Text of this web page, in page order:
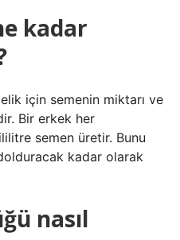
kadar
için semenin miktarı ve
Bir erkek her
semen üretir. Bunu
kadar olarak
nasıl